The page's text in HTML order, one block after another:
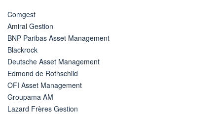
Comgest
Amiral Gestion
BNP Paribas Asset Management
Blackrock
Deutsche Asset Management
Edmond de Rothschild
OFI Asset Management
Groupama AM
Lazard Frères Gestion